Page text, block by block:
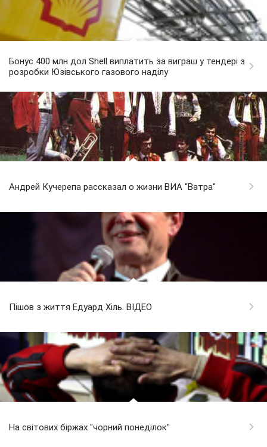
Бонус 400 млн дол Shell виплатить за виграш у тендері з
розробки Юзівського газового наділу
Андрей Кучерепа рассказал о жизни ВИА "Ватра"
Пішов з життя Едуард Хіль. ВІДЕО
На світових біржах "чорний понеділок"